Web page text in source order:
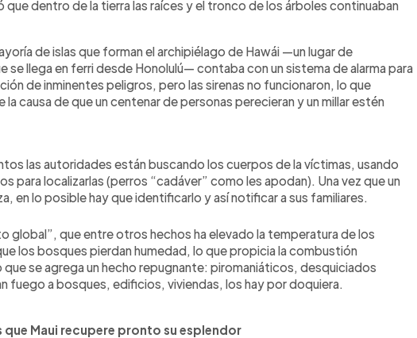
dentro de la tierra las raíces y el tronco de los árboles continuaban
de islas que forman el archipiélago de Hawái —un lugar de
se llega en ferri desde Honolulú— contaba con un sistema de alarma para
de inminentes peligros, pero las sirenas no funcionaron, lo que
la causa de que un centenar de personas perecieran y un millar estén
las autoridades están buscando los cuerpos de la víctimas, usando
para localizarlas (perros “cadáver” como les apodan). Una vez que un
en lo posible hay que identificarlo y así notificar a sus familiares.
global”, que entre otros hechos ha elevado la temperatura de los
los bosques pierdan humedad, lo que propicia la combustión
que se agrega un hecho repugnante: piromaniáticos, desquiciados
fuego a bosques, edificios, viviendas, los hay por doquiera.
que Maui recupere pronto su esplendor